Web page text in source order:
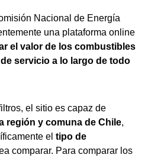
Nacional de Energía
una plataforma online
el valor de los combustibles
servicio a lo largo de todo
el sitio es capaz de
región y comuna de Chile,
el tipo de
comparar. Para comparar los